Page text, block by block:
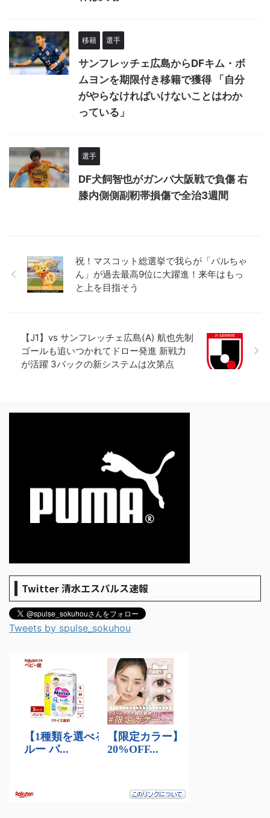
移籍 選手
サンフレッチェ広島からDFキム・ボ
ムヨンを期限付き移籍で獲得 「自分
がやらなければいけないことはわか
っている」
選手
DF犬飼智也がガンバ大阪戦で負傷 右
膝内側側副靭帯損傷で全治3週間
祝！マスコット総選挙で我らが「パルちゃ
ん」が過去最高9位に大躍進！来年はもっ
と上を目指そう
【J1】vs サンフレッチェ広島(A) 航也先制
ゴールも追いつかれてドロー発進 新戦力
が活躍 3バックの新システムは次第点
Twitter 清水エスパルス速報
Tweets by spulse_sokuhou